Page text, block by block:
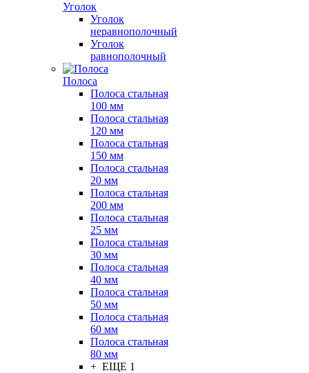
Уголок
Уголок
неравнополочный
Уголок
равнополочный
Полоса
Полоса стальная
100 мм
Полоса стальная
120 мм
Полоса стальная
150 мм
Полоса стальная
20 мм
Полоса стальная
200 мм
Полоса стальная
25 мм
Полоса стальная
30 мм
Полоса стальная
40 мм
Полоса стальная
50 мм
Полоса стальная
60 мм
Полоса стальная
80 мм
+ ЕЩЕ 1